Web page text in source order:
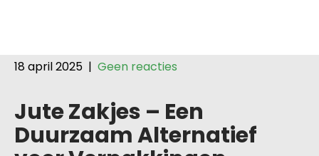
18 april 2025 | Geen reacties
Jute Zakjes – Een
Duurzaam Alternatief